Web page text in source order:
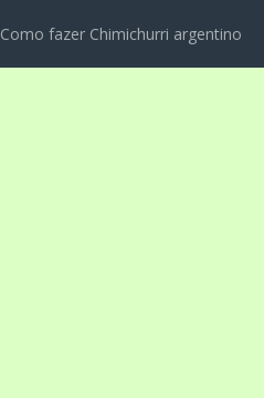
Como fazer Chimichurri argentino